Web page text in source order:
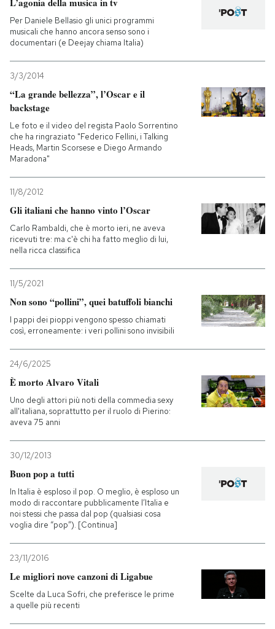
PODCAST
I MIEI PREFERITI
SHOP
CALENDARIO
AREA PERSONALE
Entra
Per Daniele Bellasio gli unici programmi
musicali che hanno ancora senso sono i
documentari (e Deejay chiama Italia)
3/3/2014
“La grande bellezza”, l’Oscar e il
backstage
Le foto e il video del regista Paolo Sorrentino
che ha ringraziato "Federico Fellini, i Talking
Heads, Martin Scorsese e Diego Armando
Maradona"
11/8/2012
Gli italiani che hanno vinto l’Oscar
Carlo Rambaldi, che è morto ieri, ne aveva
ricevuti tre: ma c'è chi ha fatto meglio di lui,
nella ricca classifica
11/5/2021
Non sono “pollini”, quei batuffoli bianchi
I pappi dei pioppi vengono spesso chiamati
così, erroneamente: i veri pollini sono invisibili
24/6/2025
È morto Alvaro Vitali
Uno degli attori più noti della commedia sexy
all'italiana, soprattutto per il ruolo di Pierino:
aveva 75 anni
30/12/2013
Buon pop a tutti
In Italia è esploso il pop. O meglio, è esploso un
modo di raccontare pubblicamente l’Italia e
noi stessi che passa dal pop (qualsiasi cosa
voglia dire “pop”). [Continua]
23/11/2016
Le migliori nove canzoni di Ligabue
Scelte da Luca Sofri, che preferisce le prime
a quelle più recenti